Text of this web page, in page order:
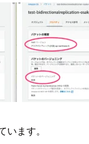
ます。